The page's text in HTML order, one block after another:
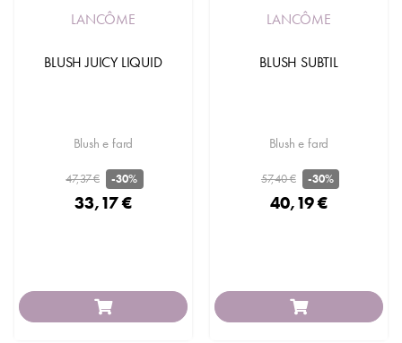
LANCÔME
BLUSH JUICY LIQUID
Blush e fard
47,37 € -30%
33,17 €
LANCÔME
BLUSH SUBTIL
Blush e fard
57,40 € -30%
40,19 €